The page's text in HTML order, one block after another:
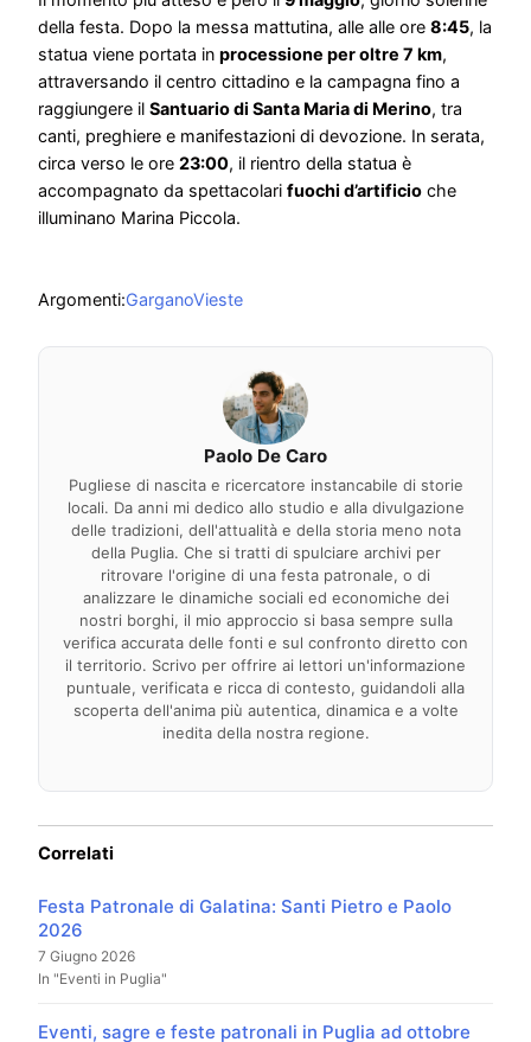
della festa. Dopo la messa mattutina, alle alle ore 8:45, la
statua viene portata in processione per oltre 7 km,
attraversando il centro cittadino e la campagna fino a
raggiungere il Santuario di Santa Maria di Merino, tra
canti, preghiere e manifestazioni di devozione. In serata,
circa verso le ore 23:00, il rientro della statua è
accompagnato da spettacolari fuochi d’artificio che
illuminano Marina Piccola.
Argomenti:GarganoVieste
Paolo De Caro
Pugliese di nascita e ricercatore instancabile di storie
locali. Da anni mi dedico allo studio e alla divulgazione
delle tradizioni, dell'attualità e della storia meno nota
della Puglia. Che si tratti di spulciare archivi per
ritrovare l'origine di una festa patronale, o di
analizzare le dinamiche sociali ed economiche dei
nostri borghi, il mio approccio si basa sempre sulla
verifica accurata delle fonti e sul confronto diretto con
il territorio. Scrivo per offrire ai lettori un'informazione
puntuale, verificata e ricca di contesto, guidandoli alla
scoperta dell'anima più autentica, dinamica e a volte
inedita della nostra regione.
Correlati
Festa Patronale di Galatina: Santi Pietro e Paolo
2026
7 Giugno 2026
In "Eventi in Puglia"
Eventi, sagre e feste patronali in Puglia ad ottobre